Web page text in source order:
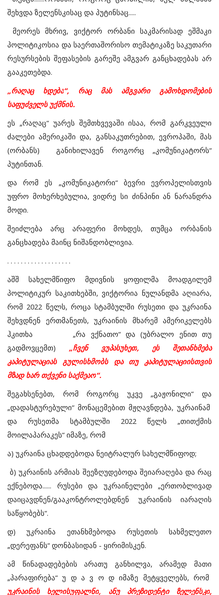
შეხვდა ზელენსკისაც და პუტინსაც.....
მეორეს მხრივ,ვიქტორ ორბანი საკმარისად ეშმაკი
პოლიტიკოსია და საერთაშორისო თემატიკაზე საკუთარი
რესურსების შეფასების გარეშე ამგვარ განცხადებას არ
გააკეთებდა.
„რაღაც ხდება“, რაც მას ამგვარი
გამოხდომების
საფუძველს უქმნის.
ეს „რაღაც“ უარეს შემთხვევაში ისაა,რომ გარკვეული
ძალები ამერიკაში და, განსაკუთრებით, ევროპაში,მას
(ორბანს)
განიხილავენ როგორც „კომუნიკატორს“
პუტინთან.
და
რომ ეს „კომუნიკატორი“ ბევრი
ევროპელისთვის
უფრო მოხერხებულია,ვიდრე სი ძინპინი ან ნარანდრა
მოდი.
შეიძლება
არც არაფერი მოხდეს, თუმცა
ორბანის
განცხადება მაინც ნიშანდობლივია.
. . . . . . . . . . . . . . . . . . .
აშშ
სახელმწიფო მდივნის ყოფილმა
მოადგილემ
პოლიტიკურ საკითხებში, ვიქტორია ნულანდმა აღიარა,
რომ 2022 წელს, როცა სტამბულში რუსეთი და უკრაინა
შეხვდნენ ერთმანეთს, უკრაინის მხარემ ამერიკელებს
ჰკითხა „რა ვქნათო“და (უბრალო ენით თუ
გადმოვცემთ) „ჩვენ ვუპასუხეთ, ეს
შეთანხმება
კაპიტულაციას გულისხმობს და თუ კაპიტულაციისთვის
მზად ხარ თქვენი საქმეაო“.
შეგახსენებთ, რომ როგორც უკვე „გაჟონილი“და
„დადასტურებული“ მონაცემებით მჟღავნდება, უკრაინამ
და
რუსეთმა სტამბულში 2022 წელს „თითქმის
მოილაპარაკეს“ იმაზე, რომ
ა) უკრაინა ცხადდებოდა ნეიტრალურ სახელმწიფოდ;
ბ)უკრაინის არმიას შეეზღუდებოდა შეიარაღება და რაც
ექნებოდა...... რუსები და უკრაინელები „ერთობლივად
დაიცავდნენ/გააკონტროლებდნენ უკრაინის
იარაღის
საწყობებს“.
დ)უკრაინა ეთანხმებოდა რუსეთის
სახმელეთო
„დერეფანს“ დონბასიდან - ყირიმისკენ.
ამ
წინადადებების არათუ განხილვა,არამედ
მათი
„პარაფირება“უ დ ა ვ ო დ იმაზე მეტყველებს, რომ
უკრაინის
ხელისუფალნი, ანუ პრეზიდენტი ზელენსკი,